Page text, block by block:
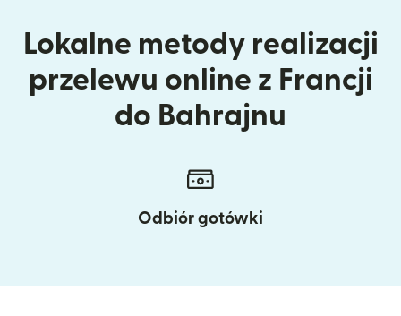
Lokalne metody realizacji
przelewu online z Francji
do Bahrajnu
Odbiór gotówki